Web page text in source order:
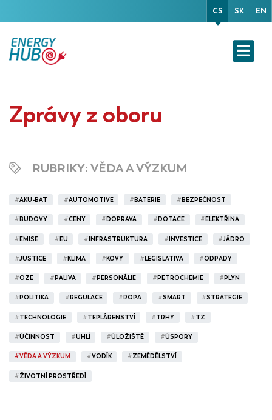
CS SK EN
Zprávy z oboru
RUBRIKY: VĚDA A VÝZKUM
#AKU-BAT #AUTOMOTIVE # BATERIE # BEZPEČNOST
# BUDOVY #CENY # DOPRAVA # DOTACE # ELEKTŘINA
# EMISE # EU # INFRASTRUKTURA # INVESTICE #JÁDRO
#JUSTICE # KLIMA # KOVY # LEGISLATIVA #ODPADY
#OZE # PALIVA # PERSONÁLIE # PETROCHEMIE # PLYN
#POLITIKA #REGULACE #ROPA #SMART #STRATEGIE
#TECHNOLOGIE #TEPLÁRENSTVÍ #TRHY #TZ
#ÚČINNOST #UHLÍ #ÚLOŽIŠTĚ #ÚSPORY
#VĚDA A VÝZKUM #VODÍK #ZEMĚDĚLSTVÍ
#ŽIVOTNÍ PROSTŘEDÍ